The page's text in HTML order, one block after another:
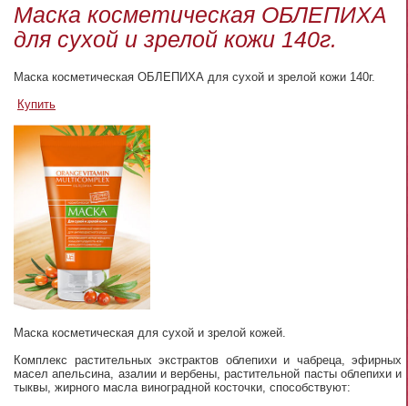
Маска косметическая ОБЛЕПИХА
для сухой и зрелой кожи 140г.
Маска косметическая ОБЛЕПИХА для сухой и зрелой кожи 140г.
Купить
Маска косметическая для сухой и зрелой кожей.
Комплекс растительных экстрактов облепихи и чабреца, эфирных
масел апельсина, азалии и вербены, растительной пасты облепихи и
тыквы, жирного масла виноградной косточки, способствуют: